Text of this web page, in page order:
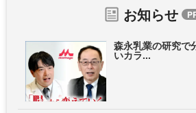
お知らせ
森永乳業の研究で
いカラ...